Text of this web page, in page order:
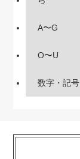
A〜G
O〜U
数字・記号